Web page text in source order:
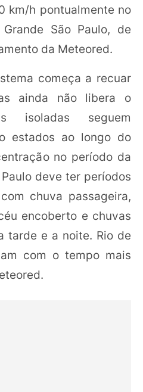
km/h pontualmente no
São Paulo, de
da Meteored.
começa a recuar
ainda não libera o
isoladas seguem
estados ao longo do
no período da
deve ter períodos
chuva passageira,
encoberto e chuvas
tarde e a noite. Rio de
com o tempo mais